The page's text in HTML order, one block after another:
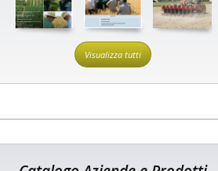
Visualizza tutti